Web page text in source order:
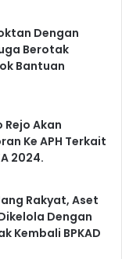
Dengan
Berotak
Bantuan
Rejo Akan
Ke APH Terkait
2024.
Rakyat, Aset
Dengan
Kembali BPKAD